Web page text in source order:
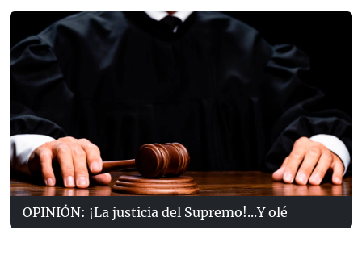
OPINIÓN: ¡La justicia del Supremo!...Y olé